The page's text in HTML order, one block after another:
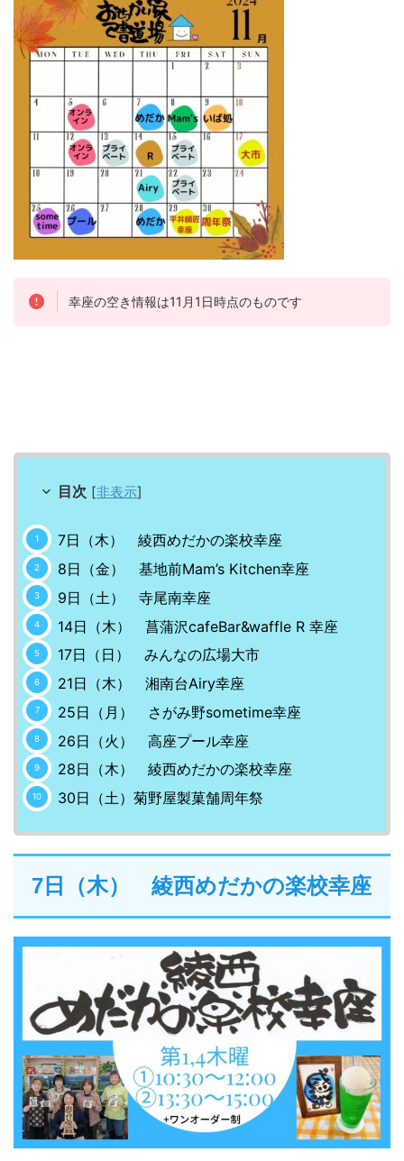
幸座の空き情報は11月1日時点のものです
目次 [非表示]
7日（木） 綾西めだかの楽校幸座
8日（金） 基地前Mam’s Kitchen幸座
9日（土） 寺尾南幸座
14日（木） 菖蒲沢cafeBar&waffle R 幸座
17日（日） みんなの広場大市
21日（木） 湘南台Airy幸座
25日（月） さがみ野sometime幸座
26日（火） 高座プール幸座
28日（木） 綾西めだかの楽校幸座
30日（土）菊野屋製菓舗周年祭
7日（木） 綾西めだかの楽校幸座